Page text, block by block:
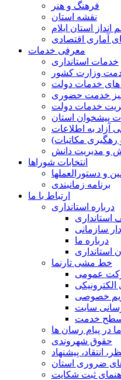
فرهنگ و هنر
نقشه استان
انداز استان ایلام
آماری اقتصادی
معرفی خدمات
خدمات استانداری
وزارت کشور
های خدمات دولت
میز خدمت حضوری
خدمات دولت
پیشخوان استان
آزاد به اطلاعات
رهگیری مکاتبات)
و مدیریت دانش
انتخابات شوراها
و دستورالعملها
برنامه زمانبندی
ارتباط با ما
درباره استانداری
سازمانی
درباره ما
استانداری
خط مشی تارنما
عمومی
خصوصی
سایت
سطح خدمت
ما در پیام رسان ها
حقوق شهروندی
انتقاد، پیشنهاد
ضروری استان
ثبت شکایت